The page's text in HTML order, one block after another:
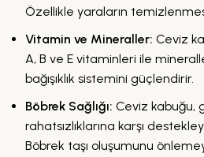
Özellikle yaraların
Vitamin ve Mineraller: Ceviz
A, B ve E vitaminleri ile
bağışıklık sistemini güçlendirir.
Böbrek Sağlığı: Ceviz kabuğu,
rahatsızlıklarına karşı
Böbrek taşı oluşumunu